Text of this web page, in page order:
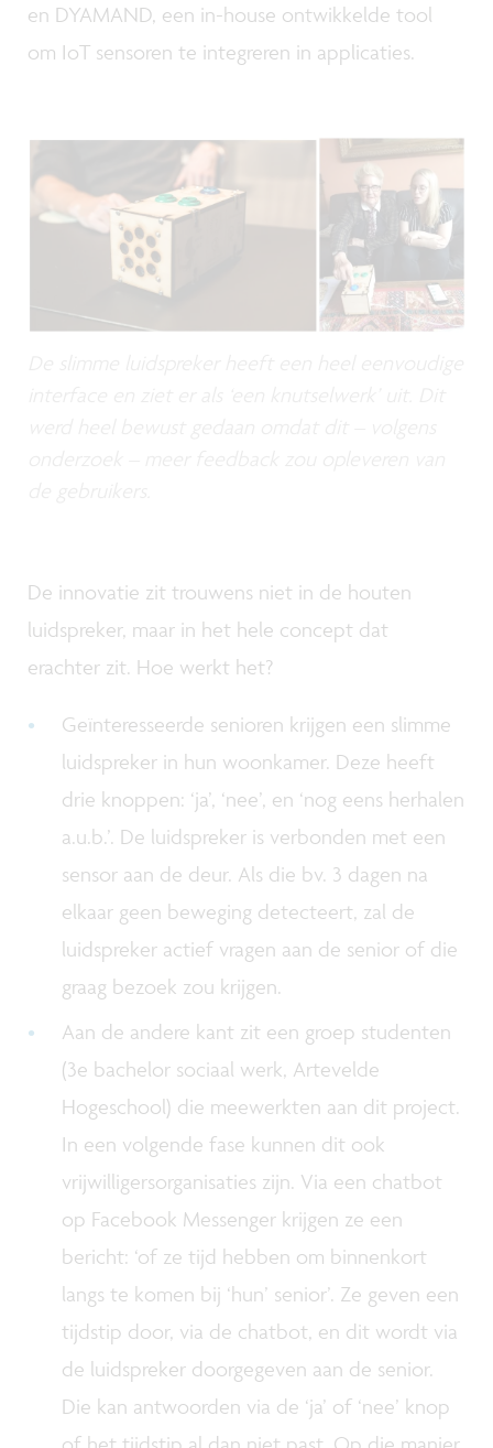
en DYAMAND, een in-house ontwikkelde tool
om IoT sensoren te integreren in applicaties.
De innovatie zit trouwens niet in de houten
luidspreker, maar in het hele concept dat
erachter zit. Hoe werkt het?
Geïnteresseerde senioren krijgen een slimme
luidspreker in hun woonkamer. Deze heeft
drie knoppen: ‘ja’, ‘nee’, en ‘nog eens herhalen
a.u.b.’. De luidspreker is verbonden met een
sensor aan de deur. Als die bv. 3 dagen na
elkaar geen beweging detecteert, zal de
luidspreker actief vragen aan de senior of die
graag bezoek zou krijgen.
Aan de andere kant zit een groep studenten
(3e bachelor sociaal werk, Artevelde
Hogeschool) die meewerkten aan dit project.
In een volgende fase kunnen dit ook
vrijwilligersorganisaties zijn. Via een chatbot
op Facebook Messenger krijgen ze een
bericht: ‘of ze tijd hebben om binnenkort
langs te komen bij ‘hun’ senior’. Ze geven een
tijdstip door, via de chatbot, en dit wordt via
de luidspreker doorgegeven aan de senior.
Die kan antwoorden via de ‘ja’ of ‘nee’ knop